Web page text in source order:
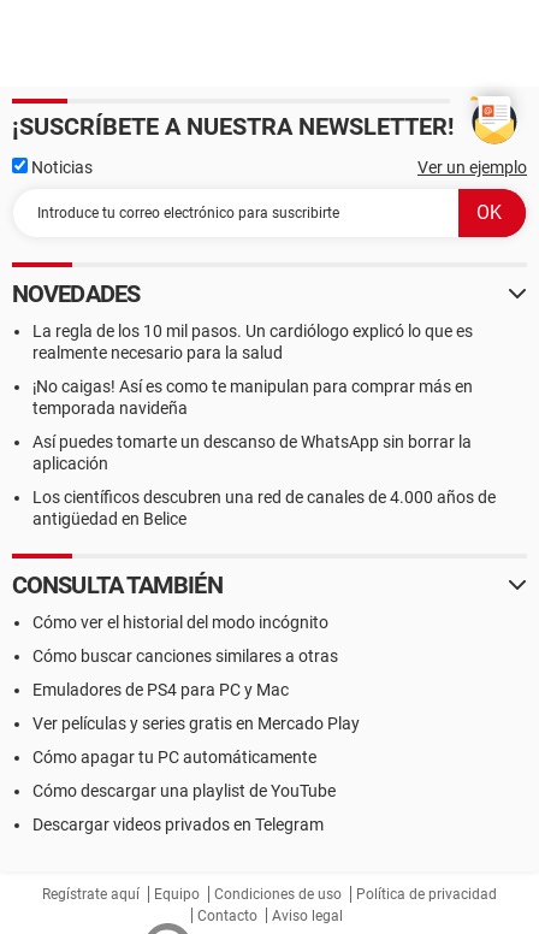
¡SUSCRÍBETE A NUESTRA NEWSLETTER!
Noticias Ver un ejemplo
NOVEDADES
La regla de los 10 mil pasos. Un cardiólogo explicó lo que es
realmente necesario para la salud
¡No caigas! Así es como te manipulan para comprar más en
temporada navideña
Así puedes tomarte un descanso de WhatsApp sin borrar la
aplicación
Los científicos descubren una red de canales de 4.000 años de
antigüedad en Belice
CONSULTA TAMBIÉN
Cómo ver el historial del modo incógnito
Cómo buscar canciones similares a otras
Emuladores de PS4 para PC y Mac
Ver películas y series gratis en Mercado Play
Cómo apagar tu PC automáticamente
Cómo descargar una playlist de YouTube
Descargar videos privados en Telegram
Regístrate aquí Equipo Condiciones de uso
Política de privacidad
Contacto
Aviso legal